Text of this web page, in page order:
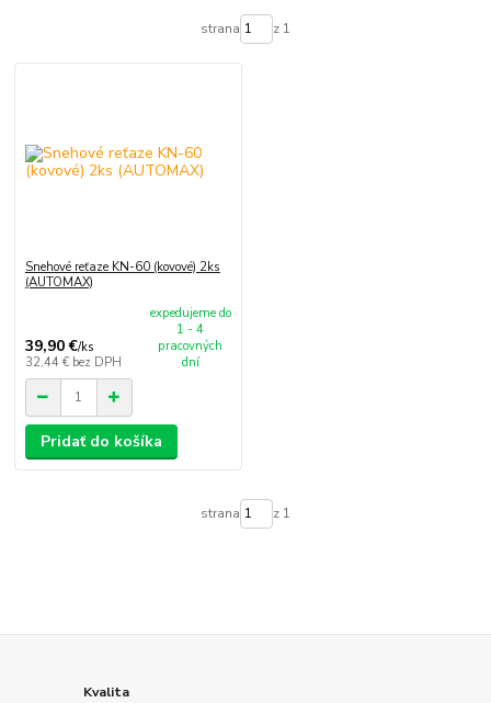
strana z 1
Snehové reťaze KN-60 (kovové) 2ks
(AUTOMAX)
39,90 €/ks
32,44 € bez DPH
expedujeme do
1 - 4
pracovných
dní
Pridať do košíka
strana z 1
Kvalita